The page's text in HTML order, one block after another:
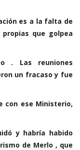
es a la falta de
que golpea
. Las reuniones
un fracaso y fue
con ese Ministerio,
y habría habido
de Merlo , que